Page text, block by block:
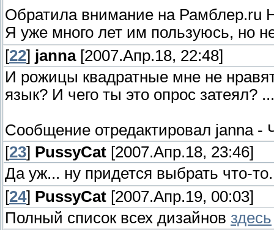
Обратила внимание на Рамблер.ru
Я уже много лет им пользуюсь, но
[22] janna[2007.Апр.18, 22:48]
И рожицы квадратные мне не
язык? И чего ты это опрос затеял?
Сообщение отредактировал janna-
[23] PussyCat [2007.Апр.18, 23:46]
Да уж... ну придется выбрать что-
[24] PussyCat [2007.Апр.19, 00:03]
Полный список всех дизайнов здесь